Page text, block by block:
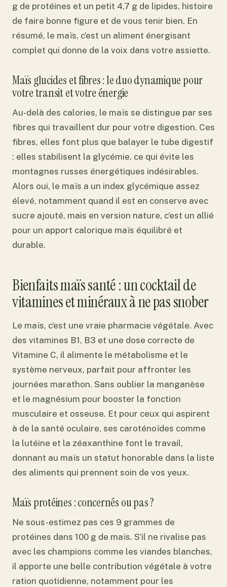
g de protéines et un petit 4,7 g de lipides, histoire
de faire bonne figure et de vous tenir bien. En
résumé, le maïs, c’est un aliment énergisant
complet qui donne de la voix dans votre assiette.
Maïs glucides et fibres : le duo dynamique pour
votre transit et votre énergie
Au-delà des calories, le maïs se distingue par ses
fibres qui travaillent dur pour votre digestion. Ces
fibres, elles font plus que balayer le tube digestif
: elles stabilisent la glycémie, ce qui évite les
montagnes russes énergétiques indésirables.
Alors oui, le maïs a un index glycémique assez
élevé, notamment quand il est en conserve avec
sucre ajouté, mais en version nature, c’est un allié
pour un apport calorique maïs équilibré et
durable.
Bienfaits maïs santé : un cocktail de
vitamines et minéraux à ne pas snober
Le maïs, c’est une vraie pharmacie végétale. Avec
des vitamines B1, B3 et une dose correcte de
Vitamine C, il alimente le métabolisme et le
système nerveux, parfait pour affronter les
journées marathon. Sans oublier la manganèse
et le magnésium pour booster la fonction
musculaire et osseuse. Et pour ceux qui aspirent
à de la santé oculaire, ses caroténoïdes comme
la lutéine et la zéaxanthine font le travail,
donnant au maïs un statut honorable dans la liste
des aliments qui prennent soin de vos yeux.
Maïs protéines : concernés ou pas ?
Ne sous-estimez pas ces 9 grammes de
protéines dans 100 g de maïs. S’il ne rivalise pas
avec les champions comme les viandes blanches,
il apporte une belle contribution végétale à votre
ration quotidienne, notamment pour les